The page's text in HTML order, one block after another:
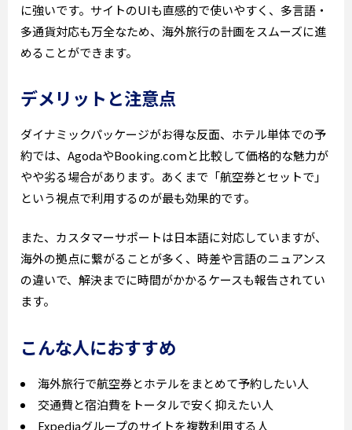
に強いです。サイトのUIも直感的で使いやすく、多言語・
多通貨対応も万全なため、海外旅行の計画をスムーズに進
めることができます。
デメリットと注意点
ダイナミックパッケージがお得な反面、ホテル単体での予
約では、AgodaやBooking.comと比較して価格的な魅力が
やや劣る場合があります。あくまで「航空券とセットで」
という視点で利用するのが最も効果的です。
また、カスタマーサポートは日本語に対応していますが、
海外の拠点に繋がることが多く、時差や言語のニュアンス
の違いで、解決までに時間がかかるケースも報告されてい
ます。
こんな人におすすめ
海外旅行で航空券とホテルをまとめて予約したい人
交通費と宿泊費をトータルで安く抑えたい人
Expediaグループのサイトを複数利用する人